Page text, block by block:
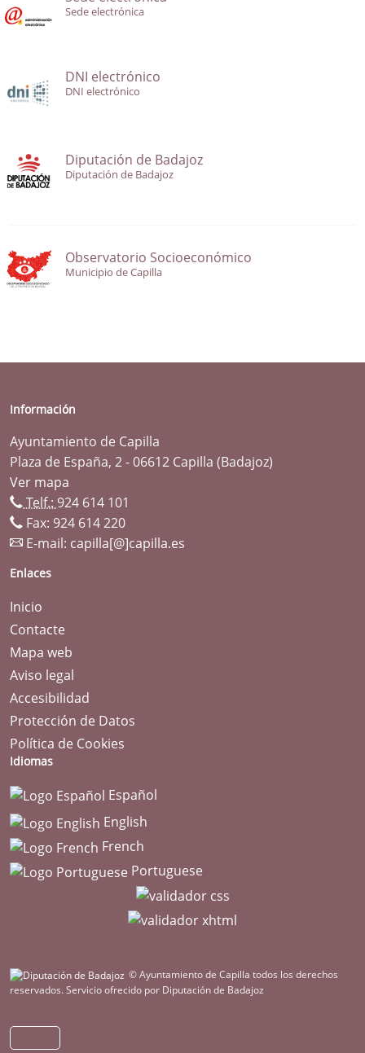
Sede electrónica
DNI electrónico
DNI electrónico
Diputación de Badajoz
Diputación de Badajoz
Observatorio Socioeconómico
Municipio de Capilla
Información
Ayuntamiento de Capilla
Plaza de España, 2 - 06612 Capilla (Badajoz)
Ver mapa
Telf.: 924 614 101
Fax: 924 614 220
E-mail: capilla[@]capilla.es
Enlaces
Inicio
Contacte
Mapa web
Aviso legal
Accesibilidad
Protección de Datos
Política de Cookies
Idiomas
Español
English
French
Portuguese
© Ayuntamiento de Capilla todos los derechos
reservados.Servicio ofrecido por Diputación de Badajoz